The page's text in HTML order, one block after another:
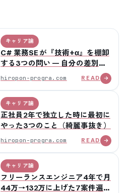
キャリア論
C# 業務SE が『技術+α』を棚卸
する3つの問い — 自分の差別化
ポイントを言語化する
hiropon-progra.com READ
キャリア論
正社員2年で独立した時に最初に
やった3つのこと（綺麗事抜き）
hiropon-progra.com READ
キャリア論
フリーランスエンジニア4年で月
44万→132万に上げた7案件遍歴